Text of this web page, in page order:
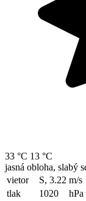
33 °C 13 °C
jasná obloha, slabý
vietor
S, 3.22 m/s
tlak
1020
hPa